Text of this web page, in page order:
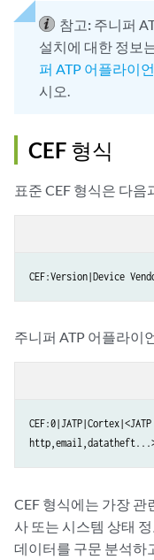
참고: 주니퍼
설치에 대한 정보
퍼 ATP 어플라이
시오.
CEF 형식
표준 CEF 형식은 다음
주니퍼 ATP 어플라이
CEF 형식에는 가장 관
사 또는 시스템 상태
데이터를 구문 분석하